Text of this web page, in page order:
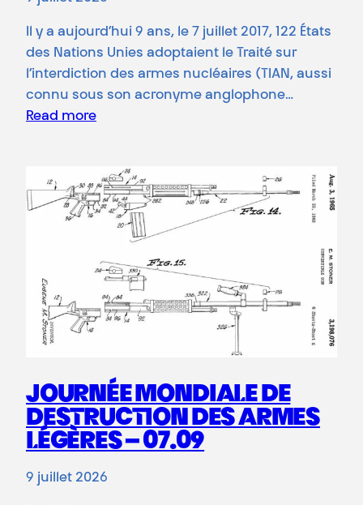
Il y a aujourd’hui 9 ans, le 7 juillet 2017, 122 États
des Nations Unies adoptaient le Traité sur
l’interdiction des armes nucléaires (TIAN, aussi
connu sous son acronyme anglophone…
Read more
JOURNÉE MONDIALE DE
DESTRUCTION DES ARMES
LÉGÈRES – 07.09
9 juillet 2026